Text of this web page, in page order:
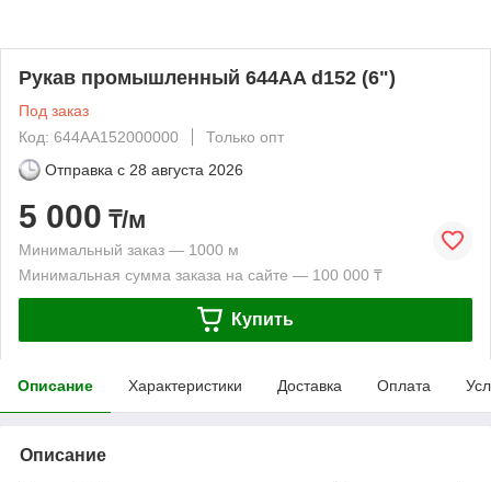
Рукав промышленный 644AA d152 (6")
Под заказ
Код: 644AA152000000
Только опт
Отправка с 28 августа 2026
5 000 ₸/м
Минимальный заказ — 1000 м
Минимальная сумма заказа на сайте — 100 000 ₸
Купить
Описание Характеристики Доставка Оплата
Описание